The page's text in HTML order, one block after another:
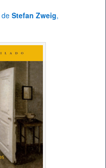
de Stefan Zweig,